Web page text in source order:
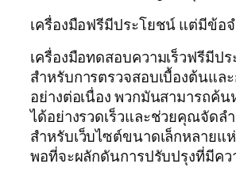
เครื่องมือฟรีมีประโยชน์ แต่มีข้อ
เครื่องมือทดสอบความเร็วฟรีมีป
สำหรับการตรวจสอบเบื้องต้นแล
อย่างต่อเนื่อง พวกมันสามารถค้
ได้อย่างรวดเร็วและช่วยคุณจัดล
สำหรับเว็บไซต์ขนาดเล็กหลายแ
พอที่จะผลักดันการปรับปรุงที่มีคว